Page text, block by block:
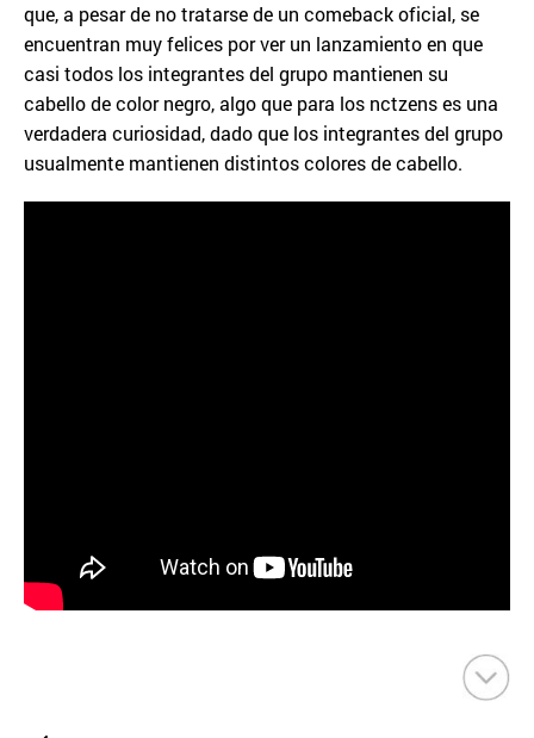
que, a pesar de no tratarse de un comeback oficial, se
encuentran muy felices por ver un lanzamiento en que
casi todos los integrantes del grupo mantienen su
cabello de color negro, algo que para los nctzens es una
verdadera curiosidad, dado que los integrantes del grupo
usualmente mantienen distintos colores de cabello.